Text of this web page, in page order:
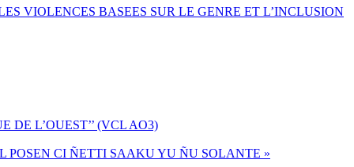
VIOLENCES BASEES SUR LE GENRE ET L’INCLUSION
DE L’OUEST’’ (VCL AO3)
POSEN CI ÑETTI SAAKU YU ÑU SOLANTE »